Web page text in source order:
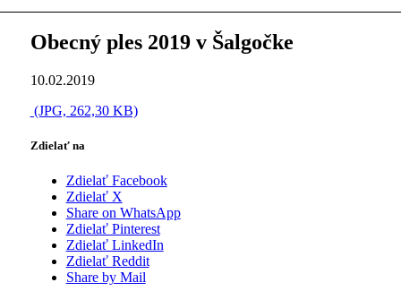
Obecný ples 2019 v Šalgočke
10.02.2019
(JPG, 262,30 KB)
Zdielať na
Zdielať Facebook
Zdielať X
Share on WhatsApp
Zdielať Pinterest
Zdielať LinkedIn
Zdielať Reddit
Share by Mail